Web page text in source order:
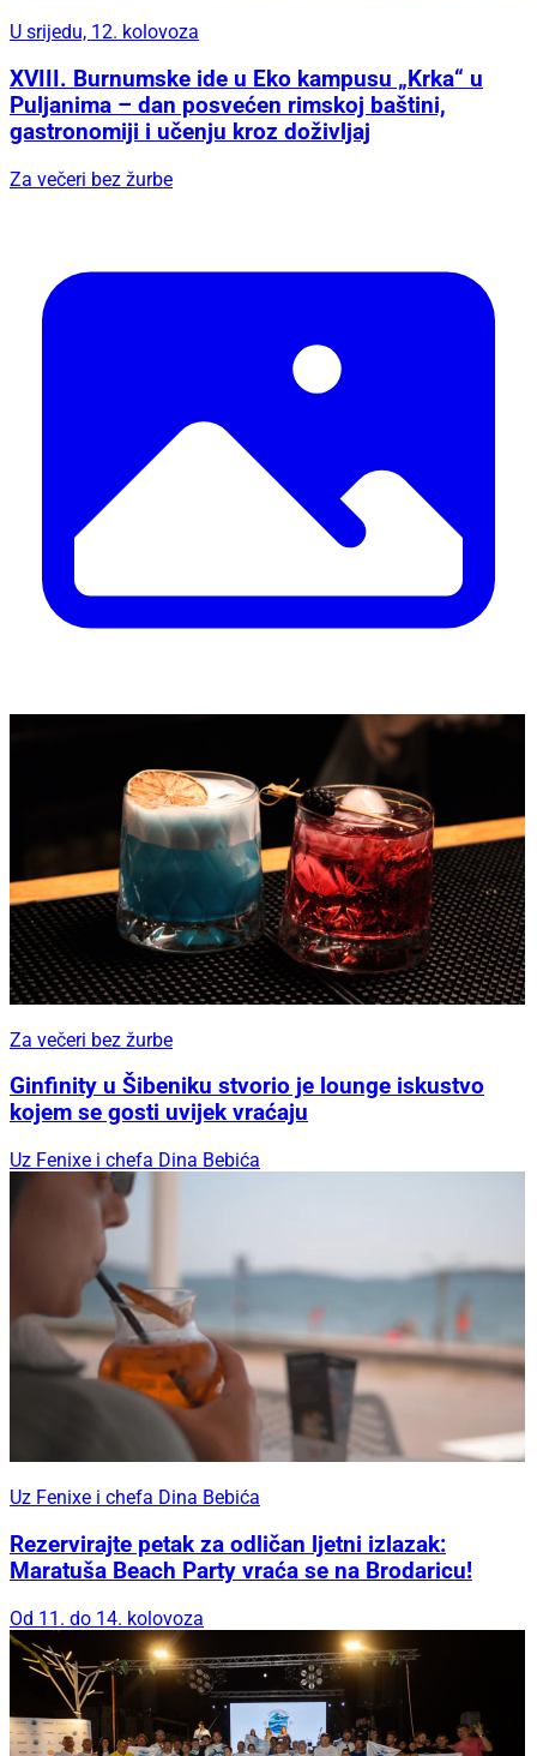
U srijedu, 12. kolovoza
XVIII. Burnumske ide u Eko kampusu „Krka“ u
Puljanima – dan posvećen rimskoj baštini,
gastronomiji i učenju kroz doživljaj
Za večeri bez žurbe
Za večeri bez žurbe
Ginfinity u Šibeniku stvorio je lounge iskustvo
kojem se gosti uvijek vraćaju
Uz Fenixe i chefa Dina Bebića
Uz Fenixe i chefa Dina Bebića
Rezervirajte petak za odličan ljetni izlazak:
Maratuša Beach Party vraća se na Brodaricu!
Od 11. do 14. kolovoza